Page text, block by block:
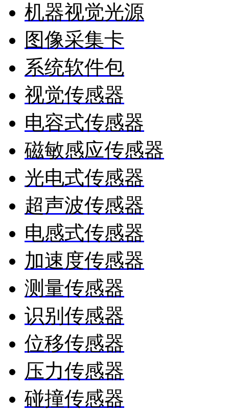
机器视觉光源
图像采集卡
系统软件包
视觉传感器
电容式传感器
磁敏感应传感器
光电式传感器
超声波传感器
电感式传感器
加速度传感器
测量传感器
识别传感器
位移传感器
压力传感器
碰撞传感器